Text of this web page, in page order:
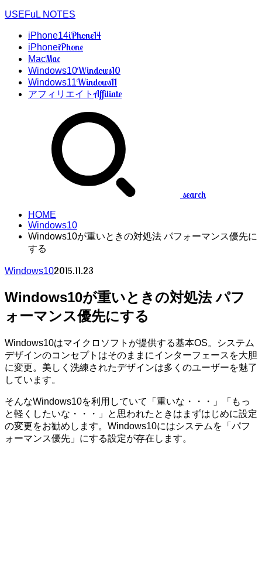
USEFuL NOTES
iPhone14iPhone14
iPhoneiPhone
MacMac
Windows10Windows10
Windows11Windows11
アフィリエイトAffiliate
search
HOME
Windows10
Windows10が重いときの対処法 パフォーマンス優先に
する
Windows102015.11.23
Windows10が重いときの対処法 パフ
ォーマンス優先にする
Windows10はマイクロソフトが提供する基本OS。システム
デザインのコンセプトはそのままにインターフェースを大胆
に変更。美しく洗練されたデザインは多くのユーザーを魅了
しています。
そんなWindows10を利用していて「重いな・・・」「もっ
と軽くしたいな・・・」と思われたときはまずはじめに設定
の変更をお勧めします。Windows10にはシステムを「パフ
ォーマンス優先」にする設定が存在します。